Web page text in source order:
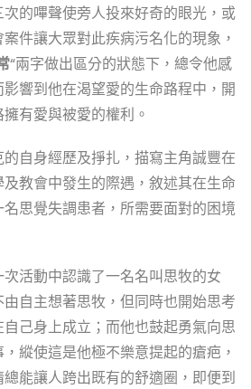
的嗶聲使旁人投來好奇的眼光，或
件讓大眾對此疾病污名化的現象，
“兩字做出區分的狀態下，總令他感
響到他在渴望愛的生命路程中，開
有愛與被愛的權利。
自身經歷及掙扎，描寫主角誠豐在
教會中發生的際遇，敘述其在生命
思覺失調患者，所需要面對的困境
活動中認識了一名名叫思牧的女
自主想著思牧，但同時也開始思考
己身上成立；而他也鼓起勇氣向思
縱使這是他極不樂意提起的瘡疤，
能讓人跨出既有的舒適圈，即便到